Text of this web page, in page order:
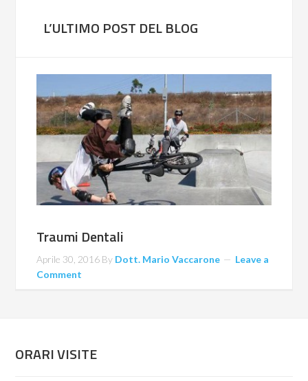
L’ULTIMO POST DEL BLOG
Traumi Dentali
Aprile 30, 2016 By Dott. Mario Vaccarone
Leave a
Comment
ORARI VISITE